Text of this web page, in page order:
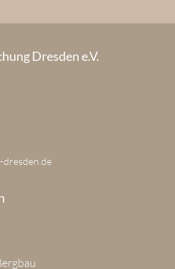
Dresden e.V.
dresden.de